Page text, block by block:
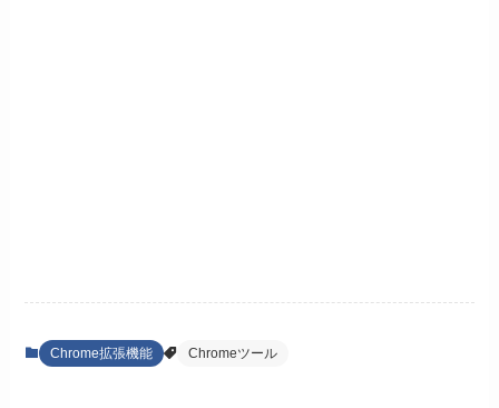
Chrome拡張機能 Chromeツール